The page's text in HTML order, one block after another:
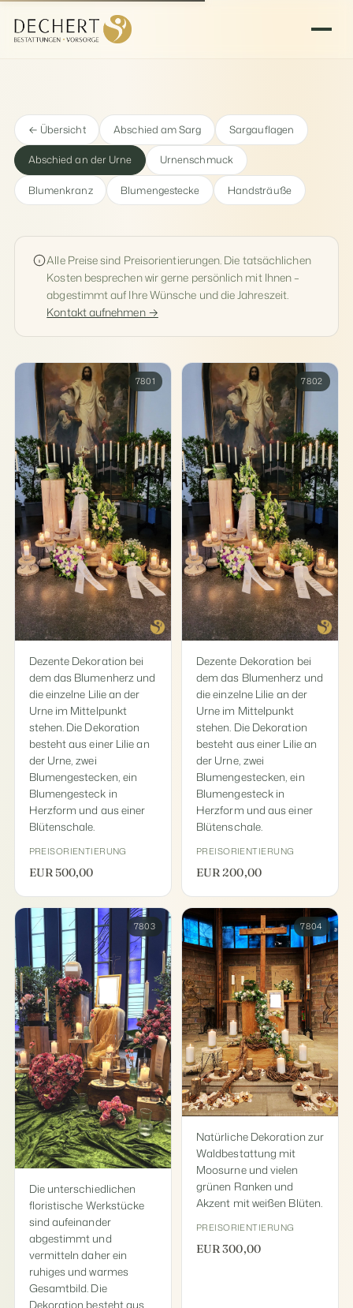
← Übersicht Abschied am Sarg Sargauflagen
Abschied an der Urne Urnenschmuck
Blumenkranz Blumengestecke Handsträuße
Alle Preise sind Preisorientierungen. Die tatsächlichen
Kosten besprechen wir gerne persönlich mit Ihnen –
abgestimmt auf Ihre Wünsche und die Jahreszeit.
Kontakt aufnehmen →
7801
Dezente Dekoration bei
dem das Blumenherz und
die einzelne Lilie an der
Urne im Mittelpunkt
stehen. Die Dekoration
besteht aus einer Lilie an
der Urne, zwei
Blumengestecken, ein
Blumengesteck in
Herzform und aus einer
Blütenschale.
PREISORIENTIERUNG
EUR 500,00
7802
Dezente Dekoration bei
dem das Blumenherz und
die einzelne Lilie an der
Urne im Mittelpunkt
stehen. Die Dekoration
besteht aus einer Lilie an
der Urne, zwei
Blumengestecken, ein
Blumengesteck in
Herzform und aus einer
Blütenschale.
PREISORIENTIERUNG
EUR 200,00
7803
Die unterschiedlichen
floristische Werkstücke
sind aufeinander
abgestimmt und
vermitteln daher ein
ruhiges und warmes
Gesamtbild. Die
Dekoration besteht aus
7804
Natürliche Dekoration zur
Waldbestattung mit
Moosurne und vielen
grünen Ranken und
Akzent mit weißen Blüten.
PREISORIENTIERUNG
EUR 300,00